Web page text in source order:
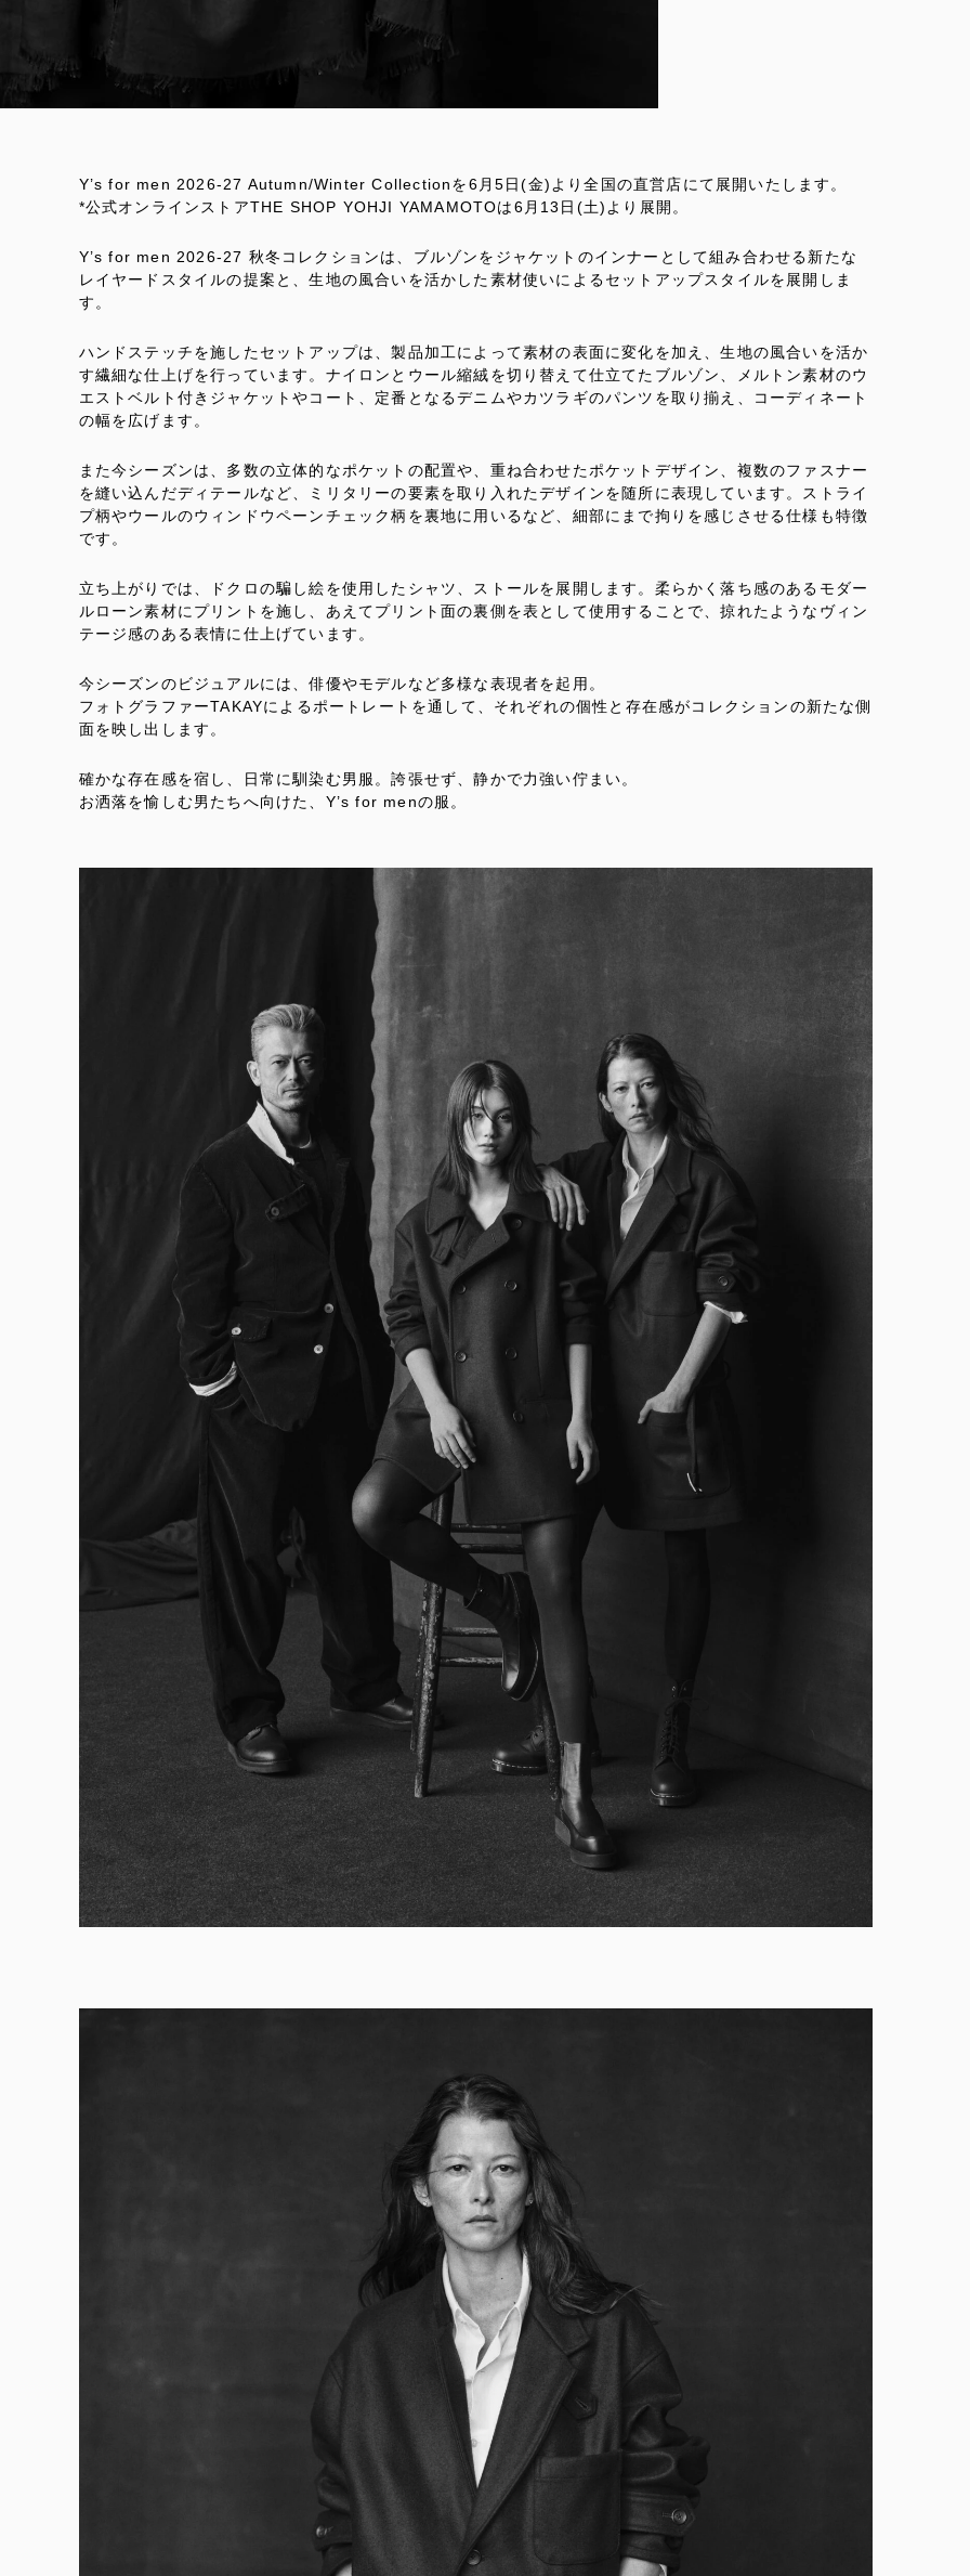
Y’s for men 2026-27 Autumn/Winter Collectionを6月5日(金)より全国の直営店にて展開いたします。
*公式オンラインストアTHE SHOP YOHJI YAMAMOTOは6月13日(土)より展開。
Y’s for men 2026-27 秋冬コレクションは、ブルゾンをジャケットのインナーとして組み合わせる新たな
レイヤードスタイルの提案と、生地の風合いを活かした素材使いによるセットアップスタイルを展開しま
す。
ハンドステッチを施したセットアップは、製品加工によって素材の表面に変化を加え、生地の風合いを活か
す繊細な仕上げを行っています。ナイロンとウール縮絨を切り替えて仕立てたブルゾン、メルトン素材のウ
エストベルト付きジャケットやコート、定番となるデニムやカツラギのパンツを取り揃え、コーディネート
の幅を広げます。
また今シーズンは、多数の立体的なポケットの配置や、重ね合わせたポケットデザイン、複数のファスナー
を縫い込んだディテールなど、ミリタリーの要素を取り入れたデザインを随所に表現しています。ストライ
プ柄やウールのウィンドウペーンチェック柄を裏地に用いるなど、細部にまで拘りを感じさせる仕様も特徴
です。
立ち上がりでは、ドクロの騙し絵を使用したシャツ、ストールを展開します。柔らかく落ち感のあるモダー
ルローン素材にプリントを施し、あえてプリント面の裏側を表として使用することで、掠れたようなヴィン
テージ感のある表情に仕上げています。
今シーズンのビジュアルには、俳優やモデルなど多様な表現者を起用。
フォトグラファーTAKAYによるポートレートを通して、それぞれの個性と存在感がコレクションの新たな側
面を映し出します。
確かな存在感を宿し、日常に馴染む男服。誇張せず、静かで力強い佇まい。
お洒落を愉しむ男たちへ向けた、Y’s for menの服。